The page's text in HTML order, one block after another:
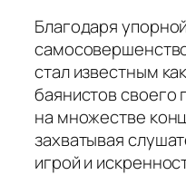
Благодаря
стал известным
баянистов своего
на множестве
захватывая
игрой и